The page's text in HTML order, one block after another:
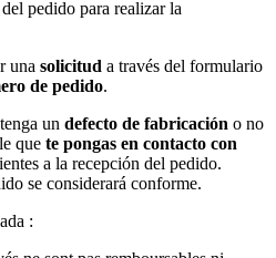
pedido para realizar la
una solicitud a través del formulario
de pedido.
un defecto de fabricación o no
que te pongas en contacto con
a la recepción del pedido.
se considerará conforme.
: